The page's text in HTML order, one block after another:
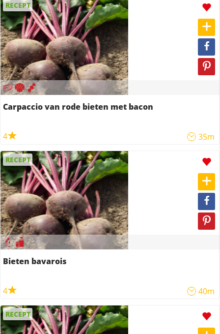
RECEPT
Carpaccio van rode bieten met bacon
4 35m
RECEPT
Bieten bavarois
4 40m
RECEPT